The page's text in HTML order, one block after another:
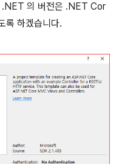
.NET 의 버전은 .NET Cor
록 하겠습니다.